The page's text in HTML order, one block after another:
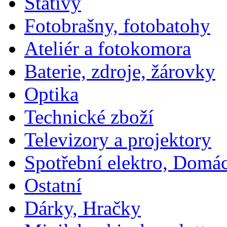
Fotobrašny, fotobatohy
Ateliér a fotokomora
Baterie, zdroje, žárovky
Optika
Technické zboží
Televizory a projektory
Spotřební elektro,
Ostatní
Dárky, Hračky